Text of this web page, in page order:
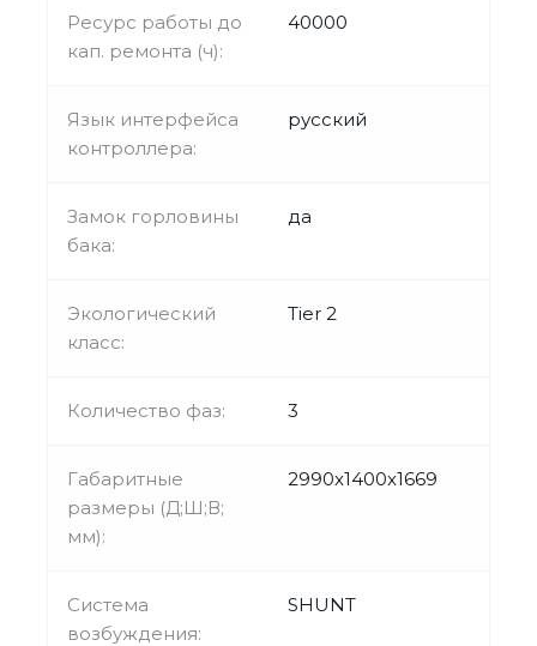
Ресурс работы до
кап. ремонта (ч):
40000
Язык интерфейса
контроллера:
русский
Замок горловины
бака:
да
Экологический
класс:
Tier 2
Количество фаз: 3
Габаритные
размеры (Д;Ш;В;
мм):
2990x1400x1669
Система
возбуждения:
SHUNT